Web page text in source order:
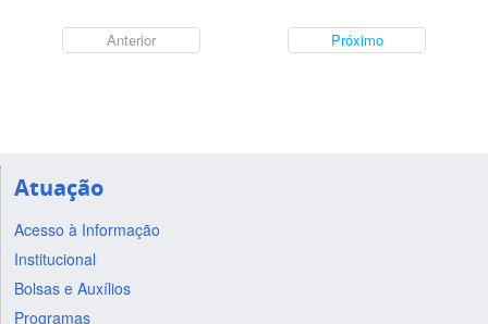
Anterior Próximo
Atuação
Acesso à Informação
Institucional
Bolsas e Auxílios
Programas